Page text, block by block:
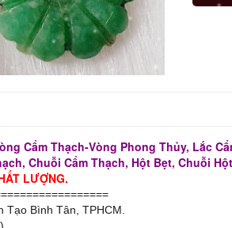
Cẩm Thạch-Vòng Phong Thủy, Lắc
Chuỗi Cẩm Thạch, Hột Bẹt, Chuỗi
LƯỢNG.
Bình Tân, TPHCM.